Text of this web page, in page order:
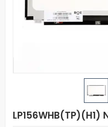
LP156WHB(TP)(H1)